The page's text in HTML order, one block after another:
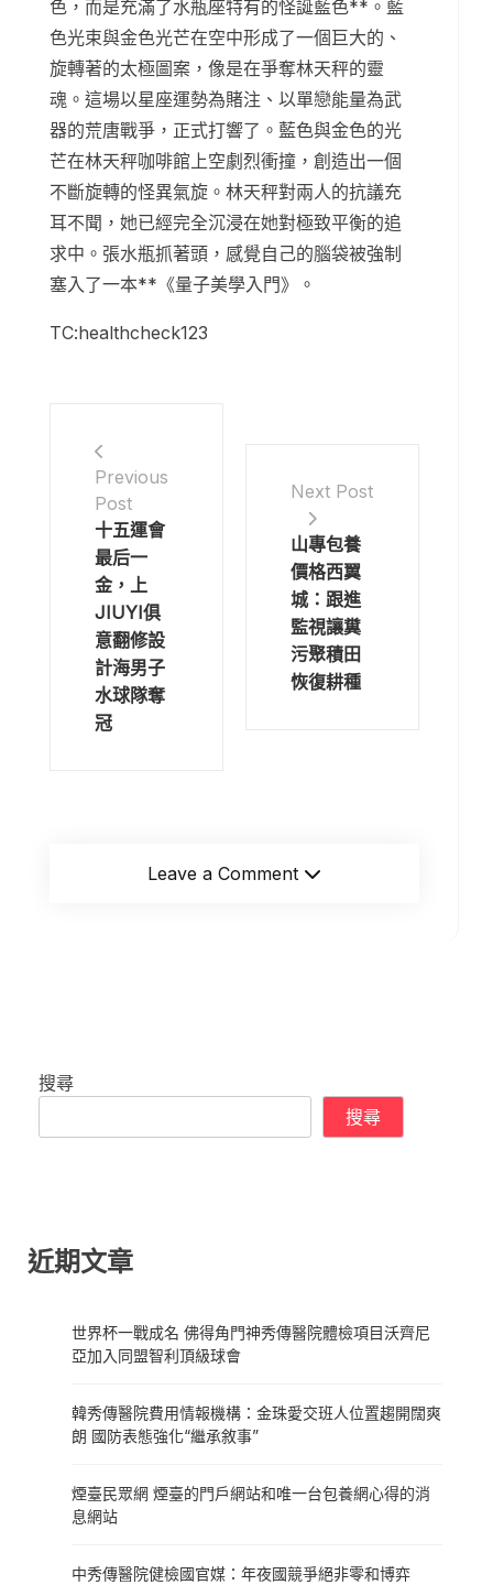
色，而是充滿了水瓶座特有的怪誕藍色**。藍
色光束與金色光芒在空中形成了一個巨大的、
旋轉著的太極圖案，像是在爭奪林天秤的靈
魂。這場以星座運勢為賭注、以單戀能量為武
器的荒唐戰爭，正式打響了。藍色與金色的光
芒在林天秤咖啡館上空劇烈衝撞，創造出一個
不斷旋轉的怪異氣旋。林天秤對兩人的抗議充
耳不聞，她已經完全沉浸在她對極致平衡的追
求中。張水瓶抓著頭，感覺自己的腦袋被強制
塞入了一本**《量子美學入門》。
TC:healthcheck123
Previous
Post
十五運會
最后一
金，上
JIUYI俱
意翻修設
計海男子
水球隊奪
冠
Next Post
山專包養
價格西翼
城：跟進
監視讓糞
污聚積田
恢復耕種
Leave a Comment
搜尋
搜尋
近期文章
世界杯一戰成名 佛得角門神秀傳醫院體檢項目沃齊尼
亞加入同盟智利頂級球會
韓秀傳醫院費用情報機構：金珠愛交班人位置趨開闊爽
朗 國防表態強化“繼承敘事”
煙臺民眾網 煙臺的門戶網站和唯一台包養網心得的消
息網站
中秀傳醫院健檢國官媒：年夜國競爭絕非零和博弈